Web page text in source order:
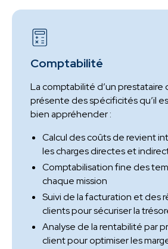
Comptabilité
La comptabilité d’un prestataire
présente des spécificités qu’il
bien appréhender :
Calcul des coûts de revient
les charges directes et
Comptabilisation fine des
chaque mission
Suivi de la facturation et des
clients pour sécuriser la
Analyse de la rentabilité par
client pour optimiser les